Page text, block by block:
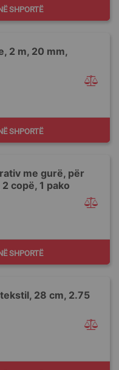
SHPORTË
2 m, 20 mm,
SHPORTË
me gurë, për
copë, 1 pako
SHPORTË
28 cm, 2.75